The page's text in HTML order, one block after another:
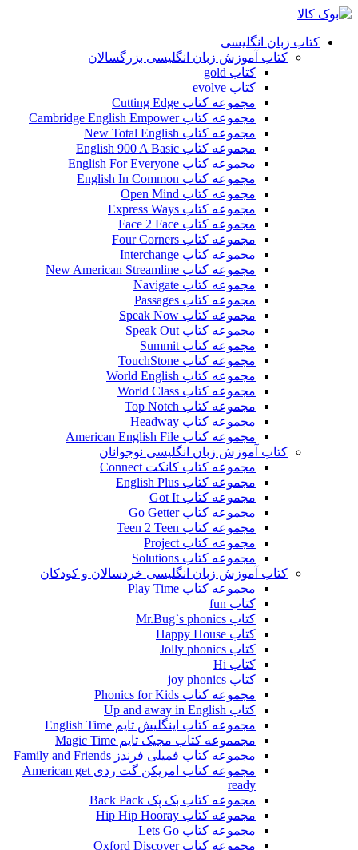
کتاب زبان انگلیسی
کتاب آموزش زبان انگلیسی بزرگسالان
کتاب gold
کتاب evolve
مجموعه کتاب Cutting Edge
مجموعه کتاب Cambridge English Empower
مجموعه کتاب New Total English
مجموعه کتاب English 900 A Basic
مجموعه کتاب English For Everyone
مجموعه کتاب English In Common
مجموعه کتاب Open Mind
مجموعه کتاب Express Ways
مجموعه کتاب Face 2 Face
مجموعه کتاب Four Corners
مجموعه کتاب Interchange
مجموعه کتاب New American Streamline
مجموعه کتاب Navigate
مجموعه کتاب Passages
مجموعه کتاب Speak Now
مجموعه کتاب Speak Out
مجموعه کتاب Summit
مجموعه کتاب TouchStone
مجموعه کتاب World English
مجموعه کتاب World Class
مجموعه کتاب Top Notch
مجموعه کتاب Headway
مجموعه کتاب American English File
کتاب آموزش زبان انگلیسی نوجوانان
مجموعه کتاب کانکت Connect
مجموعه کتاب English Plus
مجموعه کتاب Got It
مجموعه کتاب Go Getter
مجموعه کتاب Teen 2 Teen
مجموعه کتاب Project
مجموعه کتاب Solutions
کتاب آموزش زبان انگلیسی خردسالان و کودکان
مجموعه کتاب Play Time
کتاب fun
کتاب Mr.Bug`s phonics
کتاب Happy House
کتاب Jolly phonics
کتاب Hi
کتاب joy phonics
مجموعه کتاب Phonics for Kids
کتاب Up and away in English
مجموعه کتاب اینگلیش تایم English Time
مجمموعه کتاب مجیک تایم Magic Time
مجموعه کتاب فمیلی فرندز Family and Friends
مجموعه کتاب امریکن گت ردی American get
ready
مجموعه کتاب بک پک Back Pack
مجموعه کتاب Hip Hip Hooray
مجموعه کتاب Lets Go
مجموعه کتاب Oxford Discover